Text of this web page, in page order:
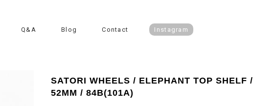
Q&A Blog Contact Instagram
SATORI WHEELS / ELEPHANT TOP SHELF /
52MM / 84B(101A)